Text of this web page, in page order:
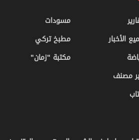
الأخبار
مصنف
مسودات
مطبخ تركي
مكتبة "زمان"